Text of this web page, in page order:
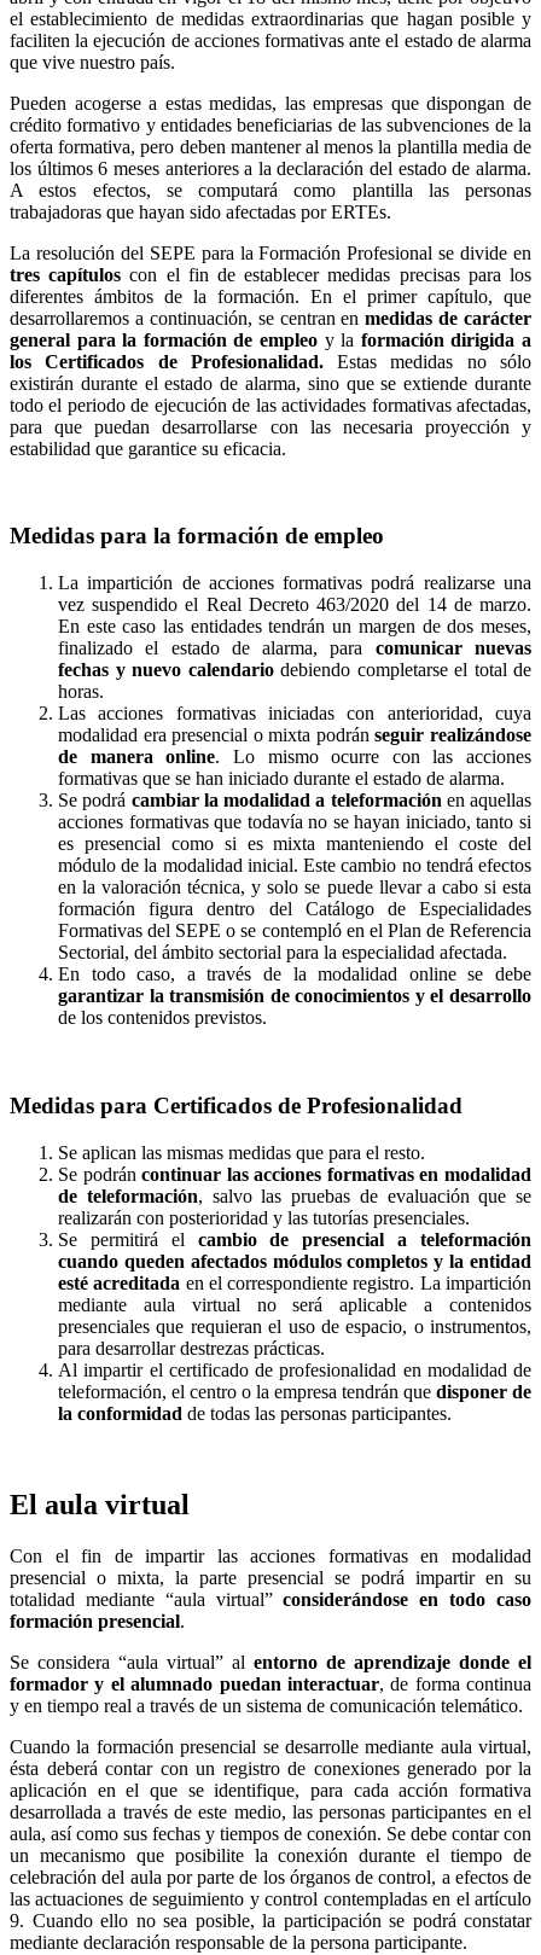
el establecimiento de medidas extraordinarias que hagan posible y
faciliten la ejecución de acciones formativas ante el estado de alarma
que vive nuestro país.
Pueden acogerse a estas medidas, las empresas que dispongan de
crédito formativo y entidades beneficiarias de las subvenciones de la
oferta formativa, pero deben mantener al menos la plantilla media de
los últimos 6 meses anteriores a la declaración del estado de alarma.
A estos efectos, se computará como plantilla las personas
trabajadoras que hayan sido afectadas por ERTEs.
La resolución del SEPE para la Formación Profesional se divide en
tres capítulos con el fin de establecer medidas precisas para los
diferentes ámbitos de la formación. En el primer capítulo, que
desarrollaremos a continuación, se centran enmedidas de carácter
general para la formación de empleo y la formación dirigida a
los Certificados de Profesionalidad.Estas medidas no sólo
existirán durante el estado de alarma, sino que se extiende durante
todo el periodo de ejecución de las actividades formativas afectadas,
para que puedan desarrollarse con las necesaria proyección y
estabilidad que garantice su eficacia.
Medidas para la formación de empleo
La impartición de acciones formativas podrá realizarse una
vez suspendido el Real Decreto 463/2020 del 14 de marzo.
En este caso las entidades tendrán un margen de dos meses,
finalizado el estado de alarma, para comunicar nuevas
fechas y nuevo calendariodebiendo completarse el total de
horas.
Las acciones formativas iniciadas con anterioridad, cuya
modalidad era presencial o mixta podránseguir realizándose
de manera online. Lo mismo ocurre con las acciones
formativas que se han iniciado durante el estado de alarma.
Se podrá cambiar la modalidad a teleformación en aquellas
acciones formativas que todavía no se hayan iniciado, tanto si
es presencial como si es mixta manteniendo el coste del
módulo de la modalidad inicial. Este cambio no tendrá efectos
en la valoración técnica, y solo se puede llevar a cabo si esta
formación figura dentro del Catálogo de Especialidades
Formativas del SEPE o se contempló en el Plan de Referencia
Sectorial, del ámbito sectorial para la especialidad afectada.
En todo caso, a través de la modalidad online se debe
garantizar la transmisión de conocimientos y el desarrollo
de los contenidos previstos.
Medidas para Certificados de Profesionalidad
Se aplican las mismas medidas que para el resto.
Se podráncontinuar las acciones formativas en modalidad
de teleformación, salvo las pruebas de evaluación que se
realizarán con posterioridad y las tutorías presenciales.
Se permitirá el cambio de presencial a teleformación
cuando queden afectados módulos completos y la entidad
esté acreditada en el correspondiente registro. La impartición
mediante aula virtual no será aplicable a contenidos
presenciales que requieran el uso de espacio, o instrumentos,
para desarrollar destrezas prácticas.
Al impartir el certificado de profesionalidad en modalidad de
teleformación, el centro o la empresa tendrán que disponer de
la conformidad de todas las personas participantes.
El aula virtual
Con el fin de impartir las acciones formativas en modalidad
presencial o mixta, la parte presencial se podrá impartir en su
totalidad mediante “aula virtual”considerándose en todo caso
formación presencial.
Se considera “aula virtual” al entorno de aprendizaje donde el
formador y el alumnado puedan interactuar, de forma continua
y en tiempo real a través de un sistema de comunicación telemático.
Cuando la formación presencial se desarrolle mediante aula virtual,
ésta deberá contar con un registro de conexiones generado por la
aplicación en el que se identifique, para cada acción formativa
desarrollada a través de este medio, las personas participantes en el
aula, así como sus fechas y tiempos de conexión. Se debe contar con
un mecanismo que posibilite la conexión durante el tiempo de
celebración del aula por parte de los órganos de control, a efectos de
las actuaciones de seguimiento y control contempladas en el artículo
9. Cuando ello no sea posible, la participación se podrá constatar
mediante declaración responsable de la persona participante.